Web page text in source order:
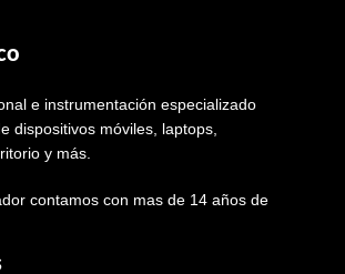
e instrumentación especializado
dispositivos móviles, laptops,
y más.
contamos con mas de 14 años de